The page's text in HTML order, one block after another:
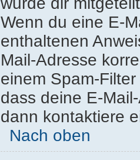
Wenn du eine E-
enthaltenen
Mail-Adresse
einem Spam-
dass deine E-
dann kontaktiere
Nach oben